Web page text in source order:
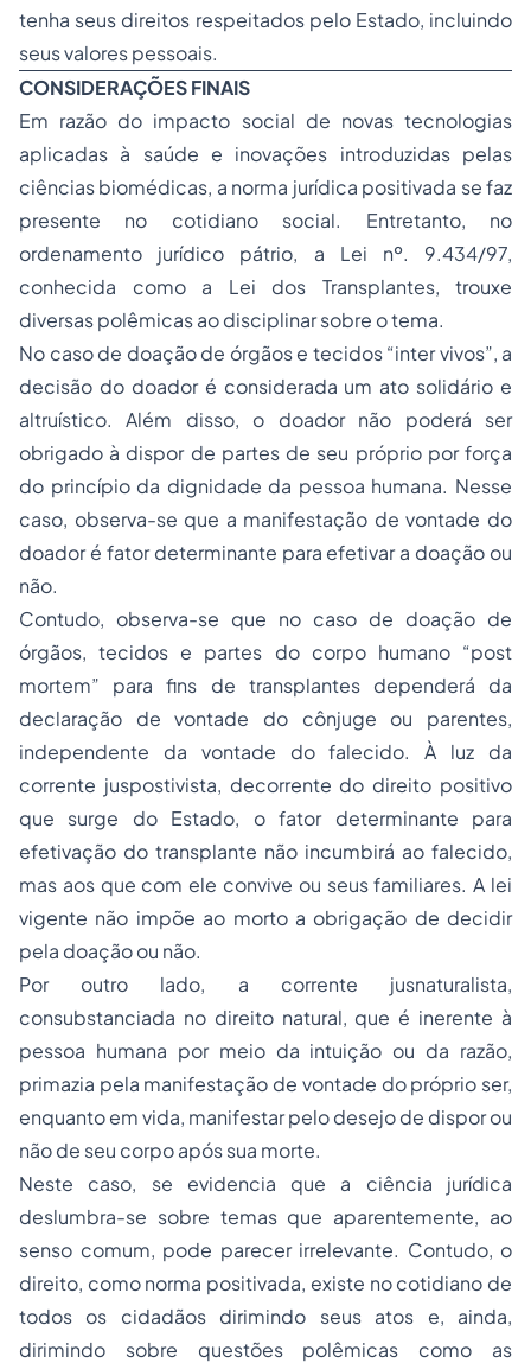
tenha seus direitos respeitados pelo Estado, incluindo
seus valores pessoais.
CONSIDERAÇÕES FINAIS
Em razão do impacto social de novas tecnologias
aplicadas à saúde e inovações introduzidas pelas
ciências biomédicas, a norma jurídica positivada se faz
presente no cotidiano social. Entretanto, no
ordenamento jurídico pátrio, a Lei nº. 9.434/97,
conhecida como a Lei dos Transplantes, trouxe
diversas polêmicas ao disciplinar sobre o tema.
No caso de doação de órgãos e tecidos “inter vivos”, a
decisão do doador é considerada um ato solidário e
altruístico. Além disso, o doador não poderá ser
obrigado à dispor de partes de seu próprio por força
do princípio da dignidade da pessoa humana. Nesse
caso, observa-se que a manifestação de vontade do
doador é fator determinante para efetivar a doação ou
não.
Contudo, observa-se que no caso de doação de
órgãos, tecidos e partes do corpo humano “post
mortem” para fins de transplantes dependerá da
declaração de vontade do cônjuge ou parentes,
independente da vontade do falecido. À luz da
corrente juspostivista, decorrente do direito positivo
que surge do Estado, o fator determinante para
efetivação do transplante não incumbirá ao falecido,
mas aos que com ele convive ou seus familiares. A lei
vigente não impõe ao morto a obrigação de decidir
pela doação ou não.
Por outro lado, a corrente jusnaturalista,
consubstanciada no direito natural, que é inerente à
pessoa humana por meio da intuição ou da razão,
primazia pela manifestação de vontade do próprio ser,
enquanto em vida, manifestar pelo desejo de dispor ou
não de seu corpo após sua morte.
Neste caso, se evidencia que a ciência jurídica
deslumbra-se sobre temas que aparentemente, ao
senso comum, pode parecer irrelevante. Contudo, o
direito, como norma positivada, existe no cotidiano de
todos os cidadãos dirimindo seus atos e, ainda,
dirimindo sobre questões polêmicas como as